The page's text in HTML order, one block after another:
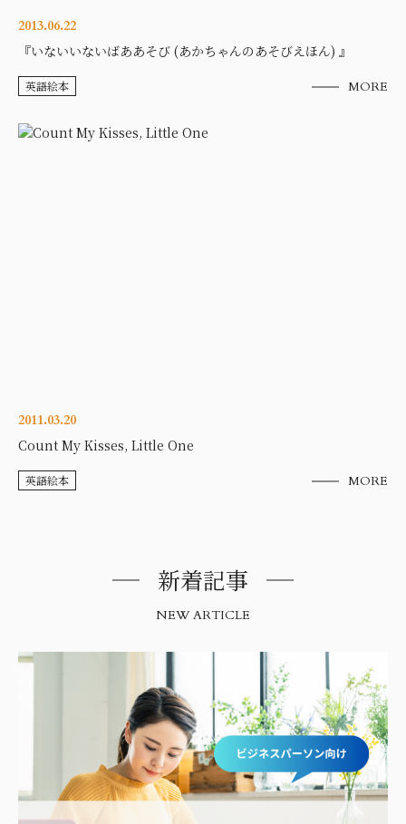
2013.06.22
『いないいないばああそび (あかちゃんのあそびえほん) 』
英語絵本 MORE
2011.03.20
Count My Kisses, Little One
英語絵本 MORE
新着記事
NEW ARTICLE